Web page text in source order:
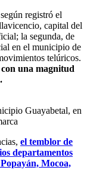
registró el
capital del
la segunda, de
en el municipio de
telúricos.
una magnitud
Guayabetal, en
el temblor de
departamentos
Mocoa,